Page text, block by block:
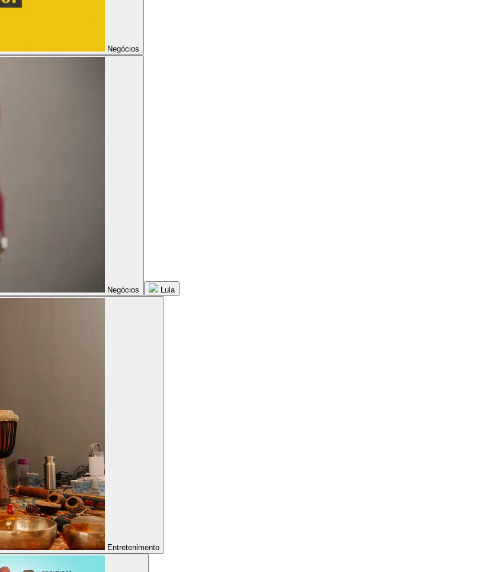
Negócios
Negócios Lula
Entretenimento